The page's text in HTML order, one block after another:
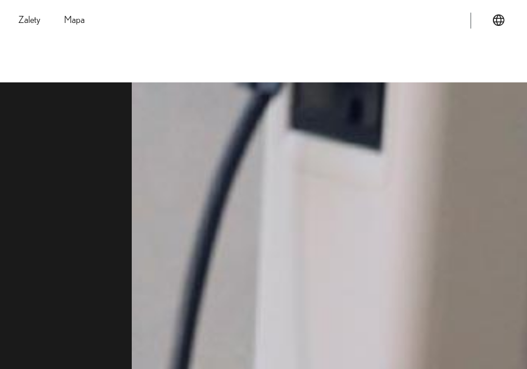
Zalety Mapa